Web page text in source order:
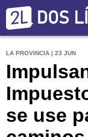
LA PROVINCIA | 23 JUN
se use